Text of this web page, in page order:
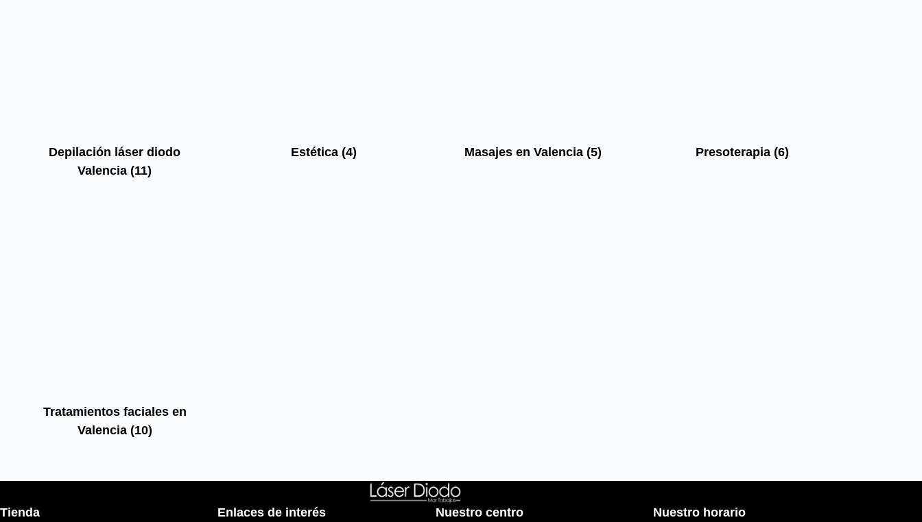
Depilación láser diodo
Valencia(11)
Estética(4) Masajes en Valencia(5) Presoterapia(6)
Tratamientos faciales en
Valencia (10)
Tienda Enlaces de interés Nuestro centro Nuestro horario